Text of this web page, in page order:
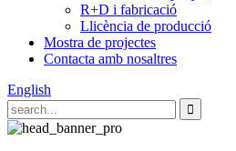
R+D i fabricació
Llicència de producció
Mostra de projectes
Contacta amb nosaltres
English